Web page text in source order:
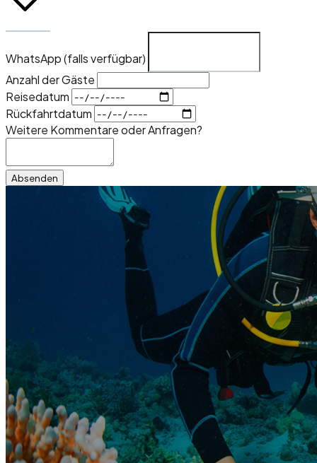
WhatsApp (falls verfügbar)
Anzahl der Gäste
Reisedatum
Rückfahrtdatum
Weitere Kommentare oder Anfragen?
Absenden